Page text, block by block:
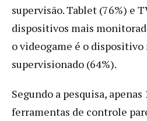
supervisão. Tablet (76%) e
dispositivos mais
o videogame é o dispositivo
supervisionado (64%).
Segundo a pesquisa,
ferramentas de controle